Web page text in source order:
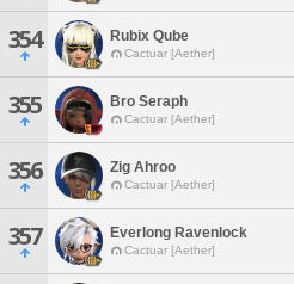
354 Rubix Qube
Cactuar [Aether]
355 Bro Seraph
Cactuar [Aether]
356 Zig Ahroo
Cactuar [Aether]
357 Everlong Ravenlock
Cactuar [Aether]